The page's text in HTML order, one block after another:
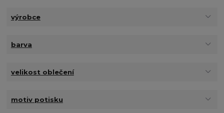
výrobce
barva
velikost oblečení
motiv potisku